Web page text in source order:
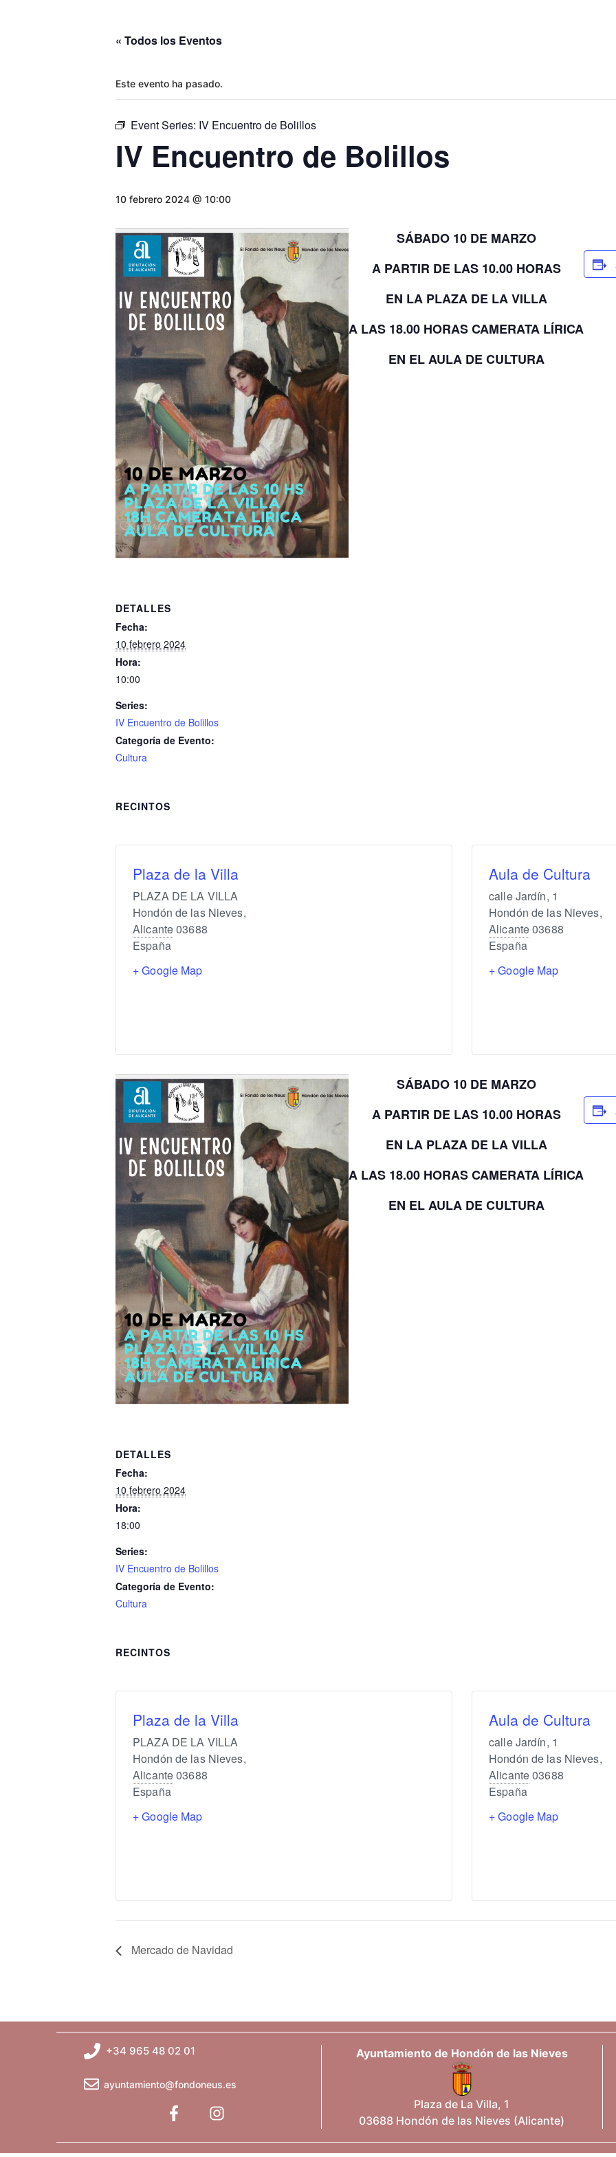
« Todos los Eventos
Este evento ha pasado.
Event Series: IV Encuentro de Bolillos
IV Encuentro de Bolillos
10 febrero 2024 @ 10:00
SÁBADO 10 DE MARZO
A PARTIR DE LAS 10.00 HORAS
EN LA PLAZA DE LA VILLA
A LAS 18.00 HORAS CAMERATA LÍRICA
EN EL AULA DE CULTURA
DETALLES
Fecha:
10 febrero 2024
Hora:
10:00
Series:
IV Encuentro de Bolillos
Categoría de Evento:
Cultura
RECINTOS
Plaza de la Villa
PLAZA DE LA VILLA
Hondón de las Nieves,
Alicante03688
España
+ Google Map
Aula de Cultura
calle Jardín, 1
Hondón de las Nieves,
Alicante03688
España
+ Google Map
SÁBADO 10 DE MARZO
A PARTIR DE LAS 10.00 HORAS
EN LA PLAZA DE LA VILLA
A LAS 18.00 HORAS CAMERATA LÍRICA
EN EL AULA DE CULTURA
DETALLES
Fecha:
10 febrero 2024
Hora:
18:00
Series:
IV Encuentro de Bolillos
Categoría de Evento:
Cultura
RECINTOS
Plaza de la Villa
PLAZA DE LA VILLA
Hondón de las Nieves,
Alicante03688
España
+ Google Map
Aula de Cultura
calle Jardín, 1
Hondón de las Nieves,
Alicante03688
España
+ Google Map
Mercado de Navidad
+34 965 48 02 01
ayuntamiento@fondoneus.es
Ayuntamiento de Hondón de las Nieves
Plaza de La Villa, 1
03688 Hondón de las Nieves (Alicante)